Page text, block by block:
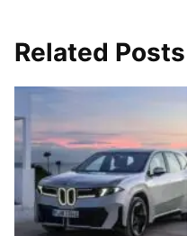
Related Posts